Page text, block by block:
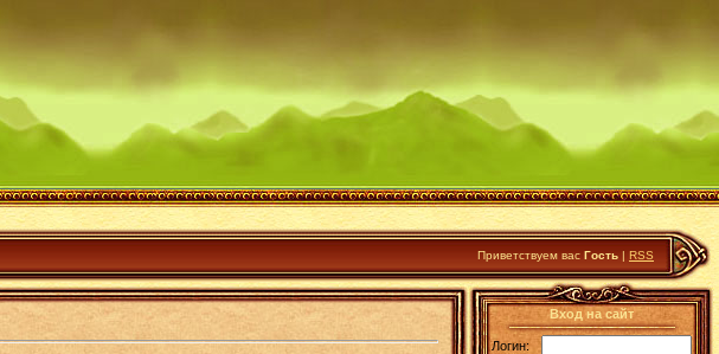
Приветствуем вас Гость | RSS
Вход на сайт
Логин: